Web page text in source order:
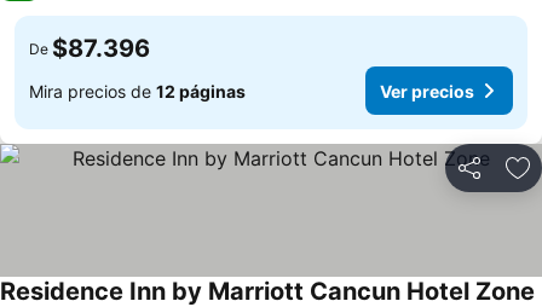
De $87.396
Mira precios de 12 páginas Ver precios
Compartir
Residence Inn by Marriott Cancun Hotel Zone